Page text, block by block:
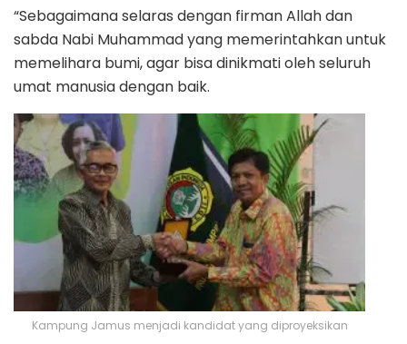
“Sebagaimana selaras dengan firman Allah dan
sabda Nabi Muhammad yang memerintahkan untuk
memelihara bumi, agar bisa dinikmati oleh seluruh
umat manusia dengan baik.
Kampung Jamus menjadi kandidat yang diproyeksikan